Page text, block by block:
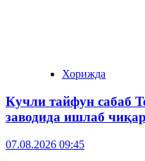
Хорижда
Кучли тайфун сабаб
заводида ишлаб
07.08.2026 09:45